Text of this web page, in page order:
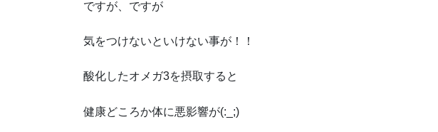
ですが、ですが
気をつけないといけない事が！！
酸化したオメガ3を摂取すると
健康どころか体に悪影響が(:_;)